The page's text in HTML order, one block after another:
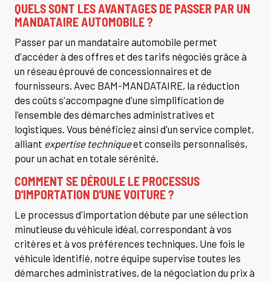
QUELS SONT LES AVANTAGES DE PASSER PAR UN
MANDATAIRE AUTOMOBILE ?
Passer par un mandataire automobile permet
d'accéder à des offres et des tarifs négociés grâce à
un réseau éprouvé de concessionnaires et de
fournisseurs. Avec BAM-MANDATAIRE, la réduction
des coûts s'accompagne d'une simplification de
l'ensemble des démarches administratives et
logistiques. Vous bénéficiez ainsi d'un service complet,
alliant expertise techniqueet conseils personnalisés,
pour un achat en totale sérénité.
COMMENT SE DÉROULE LE PROCESSUS
D'IMPORTATION D'UNE VOITURE ?
Le processus d'importation débute par une sélection
minutieuse du véhicule idéal, correspondant à vos
critères et à vos préférences techniques. Une fois le
véhicule identifié, notre équipe supervise toutes les
démarches administratives, de la négociation du prix à